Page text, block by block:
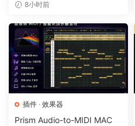
(default A=440 Hz).
– Tuning Type: Choose
corrections or Modern for a
effect.
– Tune Speed: Control how
from subtle corrections to a
8小时前
插件 · 效果器
Prism Audio-to-MIDI MAC